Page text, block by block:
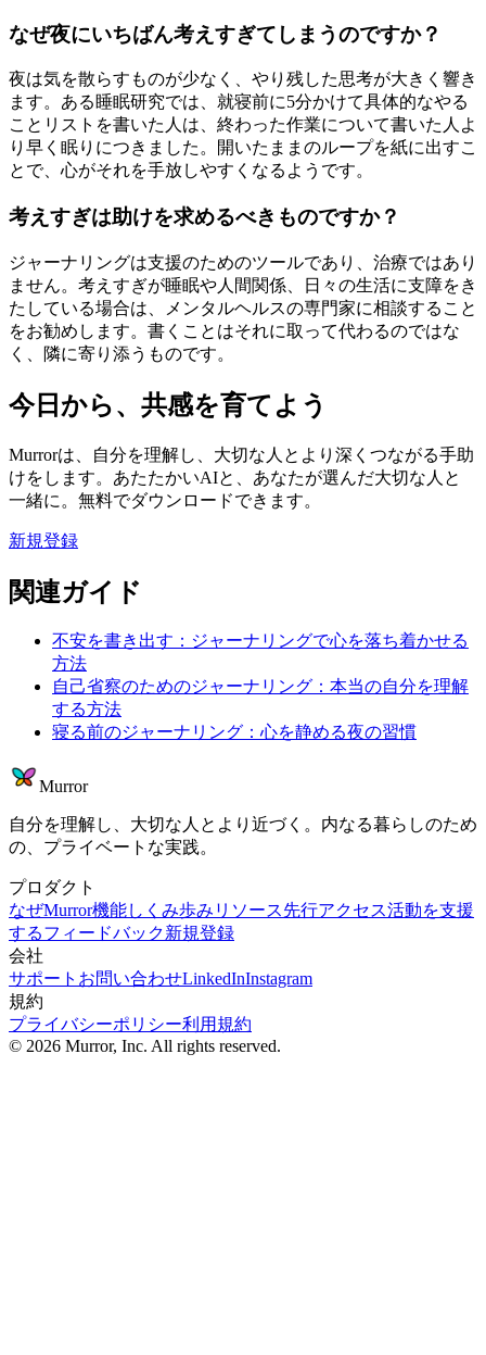
なぜ夜にいちばん考えすぎてしまうのですか？
夜は気を散らすものが少なく、やり残した思考が大きく響き
ます。ある睡眠研究では、就寝前に5分かけて具体的なやる
ことリストを書いた人は、終わった作業について書いた人よ
り早く眠りにつきました。開いたままのループを紙に出すこ
とで、心がそれを手放しやすくなるようです。
考えすぎは助けを求めるべきものですか？
ジャーナリングは支援のためのツールであり、治療ではあり
ません。考えすぎが睡眠や人間関係、日々の生活に支障をき
たしている場合は、メンタルヘルスの専門家に相談すること
をお勧めします。書くことはそれに取って代わるのではな
く、隣に寄り添うものです。
今日から、共感を育てよう
Murrorは、自分を理解し、大切な人とより深くつながる手助
けをします。あたたかいAIと、あなたが選んだ大切な人と
一緒に。無料でダウンロードできます。
新規登録
関連ガイド
不安を書き出す：ジャーナリングで心を落ち着かせる
方法
自己省察のためのジャーナリング：本当の自分を理解
する方法
寝る前のジャーナリング：心を静める夜の習慣
Murror
自分を理解し、大切な人とより近づく。内なる暮らしのため
の、プライベートな実践。
プロダクト
なぜMurror機能しくみ歩み リソース先行アクセス活動を支援
するフィードバック新規登録
会社
サポート お問い合わせLinkedInInstagram
規約
プライバシーポリシー利用規約
© 2026 Murror, Inc. All rights reserved.